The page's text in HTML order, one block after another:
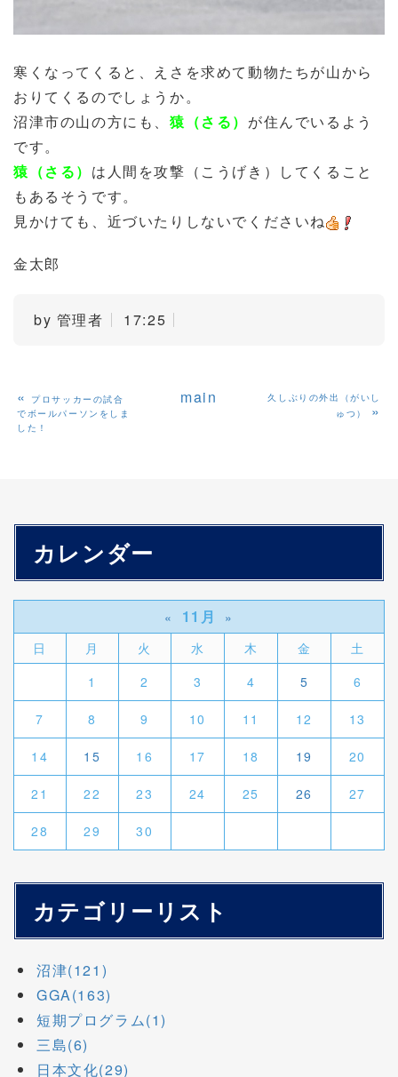
寒くなってくると、えさを求めて動物たちが山から
おりてくるのでしょうか。
沼津市の山の方にも、 猿（さる） が住んでいるよう
です。
猿（さる） は人間を攻撃（こうげき）してくること
もあるそうです。
見かけても、近づいたりしないでくださいね
金太郎
by 管理者 17:25
«
プロサッカーの試合
でボールパーソンをしま
した！
main
久しぶりの外出（がいし
ゅつ）
»
カレンダー
« 11月
»
日
月 火 水 木 金
土
1
2 3 4 5 6
7 8 9 10 11 12 13
14 15 16 17 18 19 20
21 22 23 24 25 26 27
28 29 30
カテゴリーリスト
沼津(121)
GGA(163)
短期プログラム(1)
三島(6)
日本文化(29)